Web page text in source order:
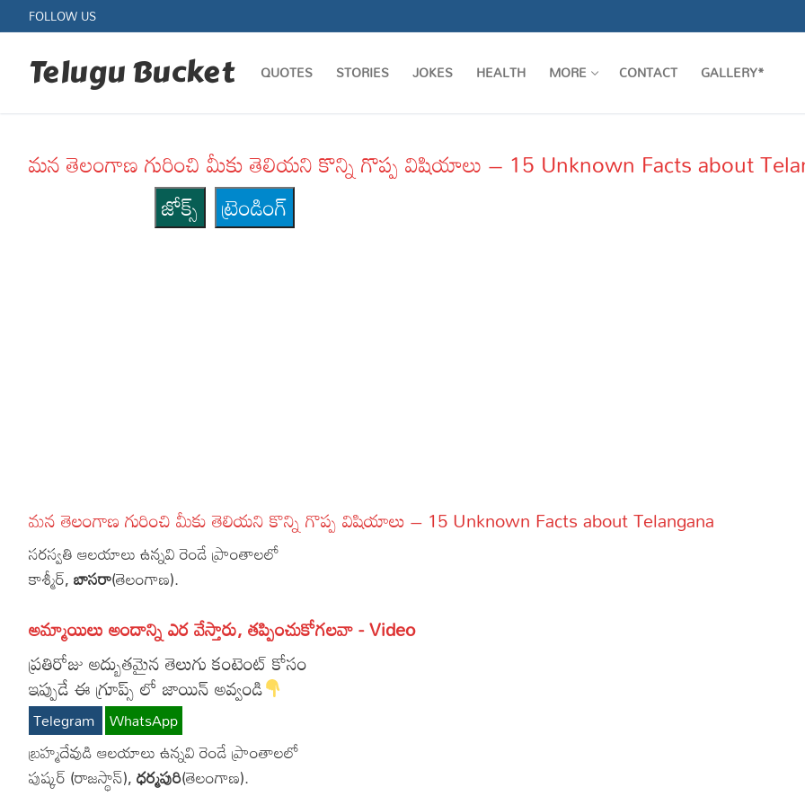
to
content
FOLLOW US
Telugu Bucket QUOTES STORIES JOKES HEALTH MORE CONTACT GALLERY*
Poetry
Movie Reviews
Food
మన తెలంగాణ గురించి మీకు తెలియని కొన్ని గొప్ప విషియాలు – 15 Unknown Facts about
జోక్స్
ట్రెండింగ్
మన తెలంగాణ గురించి మీకు తెలియని కొన్ని గొప్ప విషియాలు – 15 Unknown Facts about Telangana
సరస్వతి ఆలయాలు ఉన్నవి రెండే ప్రాంతాలలో
కాశ్మీర్,బాసరా(తెలంగాణ).
అమ్మాయిలు అందాన్ని ఎర వేస్తారు, తప్పించుకోగలవా - Video
ప్రతిరోజు అద్బుతమైన తెలుగు కంటెంట్ కోసం
ఇప్పుడే ఈ గ్రూప్స్ లో జాయిన్ అవ్వండి
Telegram WhatsApp
బ్రహ్మదేవుడి ఆలయాలు ఉన్నవి రెండే ప్రాంతాలలో
పుష్కర్ (రాజస్థాన్),ధర్మపురి(తెలంగాణ).